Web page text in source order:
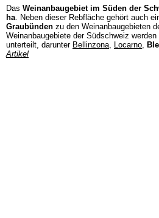
Das Weinanbaugebiet im Süden der
ha. Neben dieser Rebfläche gehört auch
Graubünden zu den Weinanbaugebieten
Weinanbaugebiete der Südschweiz
unterteilt, darunter Bellinzona, Locarno,
Artikel